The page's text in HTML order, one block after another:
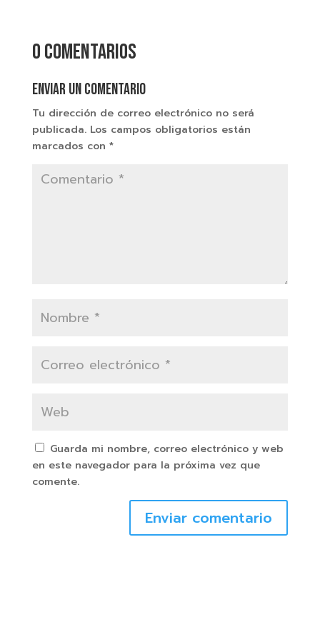
0 comentarios
Enviar un comentario
Tu dirección de correo electrónico no será
publicada. Los campos obligatorios están
marcados con *
Guarda mi nombre, correo electrónico y web
en este navegador para la próxima vez que
comente.
Enviar comentario